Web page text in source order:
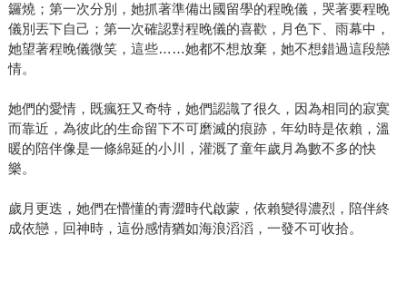
鑼燒；第一次分別，她抓著準備出國留學的程晚儀，哭著要程晚
儀別丟下自己；第一次確認對程晚儀的喜歡，月色下、雨幕中，
她望著程晚儀微笑，這些……她都不想放棄，她不想錯過這段戀
情。
她們的愛情，既瘋狂又奇特，她們認識了很久，因為相同的寂寞
而靠近，為彼此的生命留下不可磨滅的痕跡，年幼時是依賴，溫
暖的陪伴像是一條綿延的小川，灌溉了童年歲月為數不多的快
樂。
歲月更迭，她們在懵懂的青澀時代啟蒙，依賴變得濃烈，陪伴終
成依戀，回神時，這份感情猶如海浪滔滔，一發不可收拾。